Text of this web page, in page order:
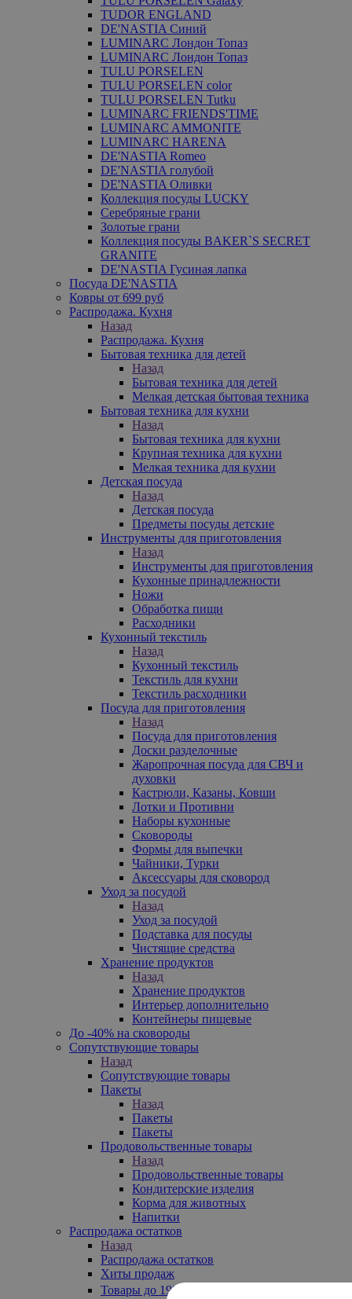
TUDOR ENGLAND
DE'NASTIA Синий
LUMINARC Лондон Топаз
LUMINARC Лондон Топаз
TULU PORSELEN
TULU PORSELEN color
TULU PORSELEN Tutku
LUMINARC FRIENDS'TIME
LUMINARC AMMONITE
LUMINARC HARENA
DE'NASTIA Romeo
DE'NASTIA голубой
DE'NASTIA Оливки
Коллекция посуды LUCKY
Серебряные грани
Золотые грани
Коллекция посуды BAKER`S SECRET
GRANITE
DE'NASTIA Гусиная лапка
Посуда DE'NASTIA
Ковры от 699 руб
Распродажа. Кухня
Назад
Распродажа. Кухня
Бытовая техника для детей
Назад
Бытовая техника для детей
Мелкая детская бытовая техника
Бытовая техника для кухни
Назад
Бытовая техника для кухни
Крупная техника для кухни
Мелкая техника для кухни
Детская посуда
Назад
Детская посуда
Предметы посуды детские
Инструменты для приготовления
Назад
Инструменты для приготовления
Кухонные принадлежности
Ножи
Обработка пищи
Расходники
Кухонный текстиль
Назад
Кухонный текстиль
Текстиль для кухни
Текстиль расходники
Посуда для приготовления
Назад
Посуда для приготовления
Доски разделочные
Жаропрочная посуда для СВЧ и
духовки
Кастрюли, Казаны, Ковши
Лотки и Противни
Наборы кухонные
Сковороды
Формы для выпечки
Чайники, Турки
Аксессуары для сковород
Уход за посудой
Назад
Уход за посудой
Подставка для посуды
Чистящие средства
Хранение продуктов
Назад
Хранение продуктов
Интерьер дополнительно
Контейнеры пищевые
До -40% на сковороды
Сопутствующие товары
Назад
Сопутствующие товары
Пакеты
Назад
Пакеты
Пакеты
Продовольственные товары
Назад
Продовольственные товары
Кондитерские изделия
Корма для животных
Напитки
Распродажа остатков
Назад
Распродажа остатков
Хиты продаж
Товары до 199₽